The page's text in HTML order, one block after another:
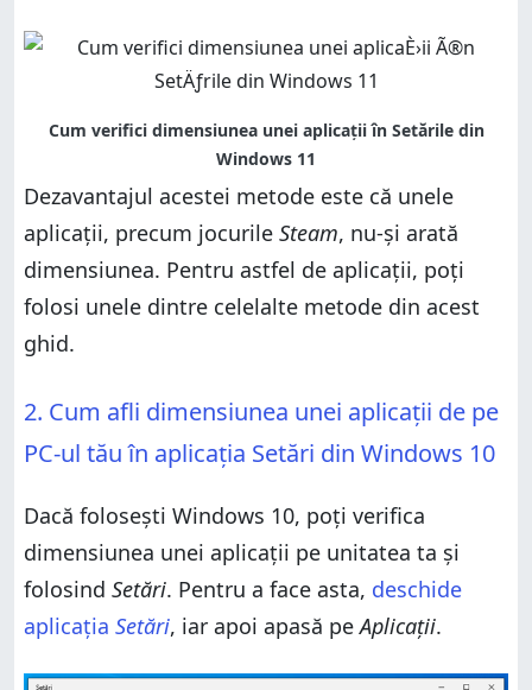
Dezavantajul acestei metode este că unele
aplicații, precum jocurile Steam, nu-și arată
dimensiunea. Pentru astfel de aplicații, poți
folosi unele dintre celelalte metode din acest
ghid.
2. Cum afli dimensiunea unei aplicații de pe
PC-ul tău în aplicația Setări din Windows 10
Dacă folosești Windows 10, poți verifica
dimensiunea unei aplicații pe unitatea ta și
folosind Setări. Pentru a face asta, deschide
aplicația Setări, iar apoi apasă peAplicații.